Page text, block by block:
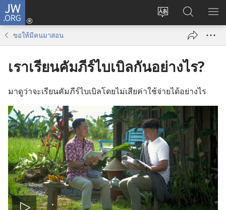
JW.ORG
เปลี่ยน
เข้า
(เปิด
ใหม่)
ค้นหา
ใน
JW.ORG
แส
ขอ​ให้​มี​คน​มา​สอน
เราเรียนคัมภีร์ไบเบิลกันอย่างไร?
มา​ดู​ว่า​จะ​เรียน​คัมภีร์​ไบเบิล​โดย​ไม่​เสีย​ค่า​ใช้​จ่าย​ได้​อย่าง​ไร